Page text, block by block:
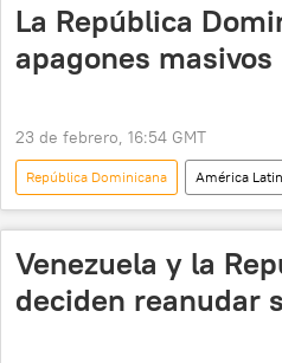
La República
apagones masivos
23 de febrero, 16:54 GMT
República Dominicana América
Venezuela y la
deciden reanudar